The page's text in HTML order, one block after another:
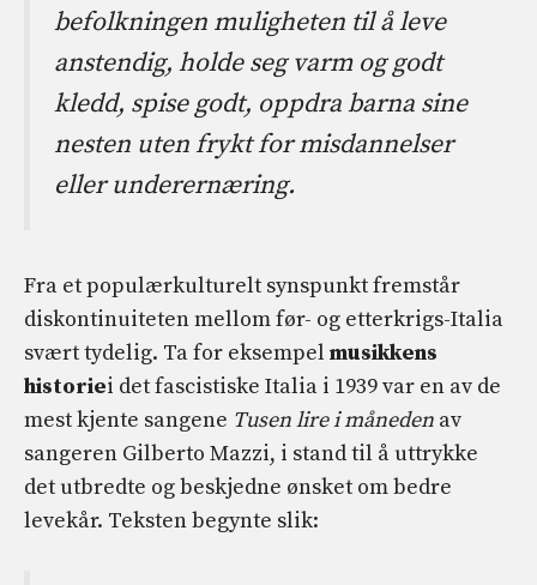
befolkningen muligheten til å leve
anstendig, holde seg varm og godt
kledd, spise godt, oppdra barna sine
nesten uten frykt for misdannelser
eller underernæring.
Fra et populærkulturelt synspunkt fremstår
diskontinuiteten mellom før- og etterkrigs-Italia
svært tydelig. Ta for eksempel musikkens
historiei det fascistiske Italia i 1939 var en av de
mest kjente sangene Tusen lire i måneden av
sangeren Gilberto Mazzi, i stand til å uttrykke
det utbredte og beskjedne ønsket om bedre
levekår. Teksten begynte slik: